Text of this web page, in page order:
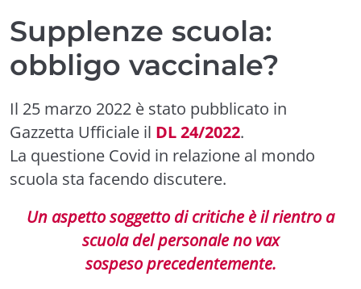
Supplenze scuola:
obbligo vaccinale?
Il 25 marzo 2022 è stato pubblicato in
Gazzetta Ufficiale il DL 24/2022.
La questione Covid in relazione al mondo
scuola sta facendo discutere.
Un aspetto soggetto di critiche è il rientro a
scuola del personale no vax
sospeso precedentemente.